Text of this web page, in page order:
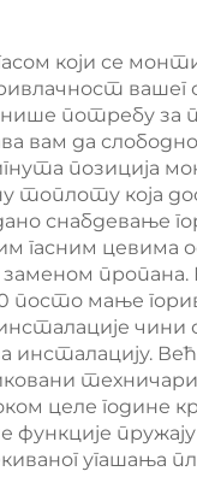
који се
вашег
потребу за
вам да
позиција
топлоту која
снабдевање
гасним цевима
пропана.
мање
чини
инсталацију.
целе године
функције